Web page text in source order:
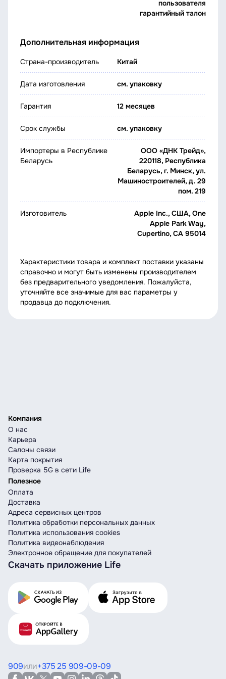
пользователя
гарантийный талон
Дополнительная информация
Страна-производитель Китай
Дата изготовления см. упаковку
Гарантия 12 месяцев
Срок службы см. упаковку
Импортеры в Республике
Беларусь
ООО «ДНК Трейд»,
220118, Республика
Беларусь, г. Минск, ул.
Машиностроителей, д. 29
пом. 219
Изготовитель
Apple Inc., США, One
Apple Park Way,
Cupertino, CA 95014
Характеристики товара и комплект поставки указаны
справочно и могут быть изменены производителем
без предварительного уведомления. Пожалуйста,
уточняйте все значимые для вас параметры у
продавца до подключения.
Компания
О нас
Карьера
Салоны связи
Карта покрытия
Проверка 5G в сети Life
Полезное
Оплата
Доставка
Адреса сервисных центров
Политика обработки персональных данных
Политика использования cookies
Политика видеонаблюдения
Электронное обращение для покупателей
Скачать приложение Life
909или+375 25 909-09-09